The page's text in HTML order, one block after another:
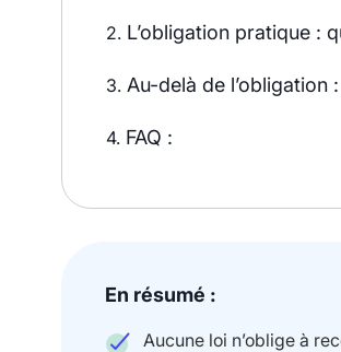
2. L’obligation pratique :
3. Au-delà de l’obligation
4. FAQ :
En résumé :
Aucune loi n’oblige à